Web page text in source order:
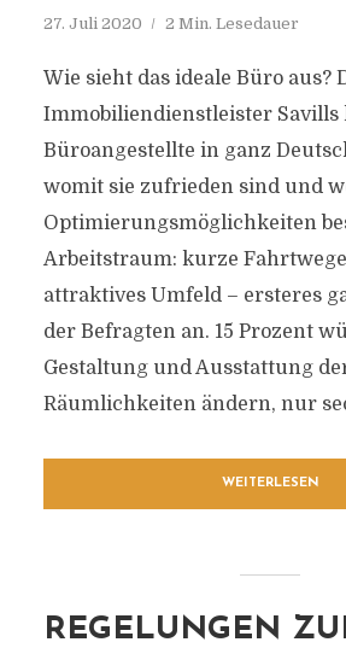
27. Juli 2020 2 Min. Lesedauer
Wie sieht das ideale Büro aus?
Immobiliendienstleister Savills
Büroangestellte in ganz
womit sie zufrieden sind und
Optimierungsmöglichkeiten
Arbeitstraum: kurze
attraktives Umfeld – ersteres
der Befragten an. 15 Prozent
Gestaltung und Ausstattung
Räumlichkeiten ändern, nur
WEITERLESEN
REGELUNGEN